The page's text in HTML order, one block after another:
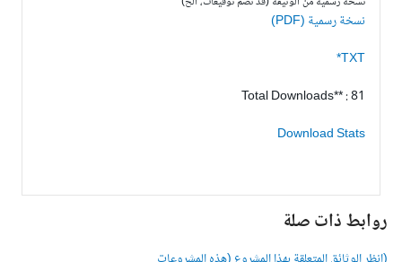
نسخة رسمية (PDF)
TXT*
Total Downloads** : 81
Download Stats
روابط ذات صلة